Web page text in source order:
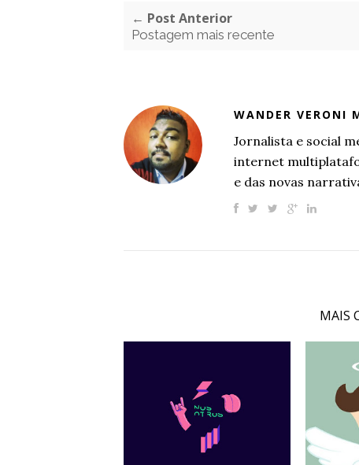
← Post Anterior
Postagem mais recente
WANDER VERONI
Jornalista e social
internet
e das novas
MAIS